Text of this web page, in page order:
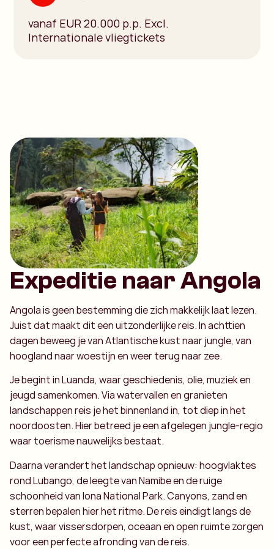
vanaf EUR 20.000 p.p. Excl.
Internationale vliegtickets
Expeditie naar Angola
Angola is geen bestemming die zich makkelijk laat lezen.
Juist dat maakt dit een uitzonderlijke reis. In achttien
dagen beweeg je van Atlantische kust naar jungle, van
hoogland naar woestijn en weer terug naar zee.
Je begint in Luanda, waar geschiedenis, olie, muziek en
jeugd samenkomen. Via watervallen en granieten
landschappen reis je het binnenland in, tot diep in het
noordoosten. Hier betreed je een afgelegen jungle-regio
waar toerisme nauwelijks bestaat.
Daarna verandert het landschap opnieuw: hoogvlaktes
rond Lubango, de leegte van Namibe en de ruige
schoonheid van Iona National Park. Canyons, zand en
sterren bepalen hier het ritme. De reis eindigt langs de
kust, waar vissersdorpen, oceaan en open ruimte zorgen
voor een perfecte afronding van de reis.